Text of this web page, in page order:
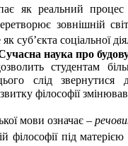
як реальний процес
зовнішній
суб’єкта соціальної
наука про
студентам
слід звернутися
філософії
мови означає –
філософії під